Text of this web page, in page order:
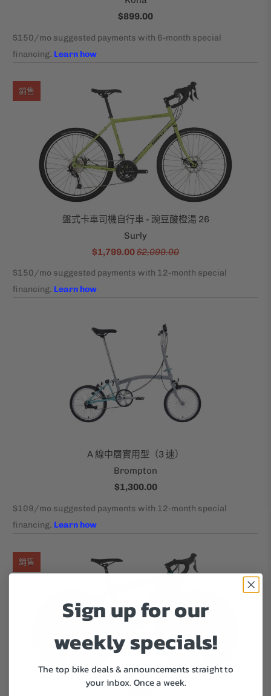
$899.00
盤式卡車司機自行車 - 豌豆酸橙湯 26
Surly
$1,799.00$2,099.00
銷售
A 線中層實用型（3 速）
Brompton
$1,300.00
2023 漫遊高清
銷售
Sign up for our
weekly specials!
The top bike deals & announcements straight to
your inbox. Once a week.